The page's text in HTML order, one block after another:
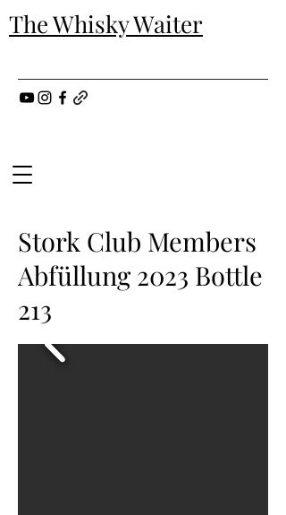
The Whisky Waiter
Stork Club Members
Abfüllung 2023 Bottle
213